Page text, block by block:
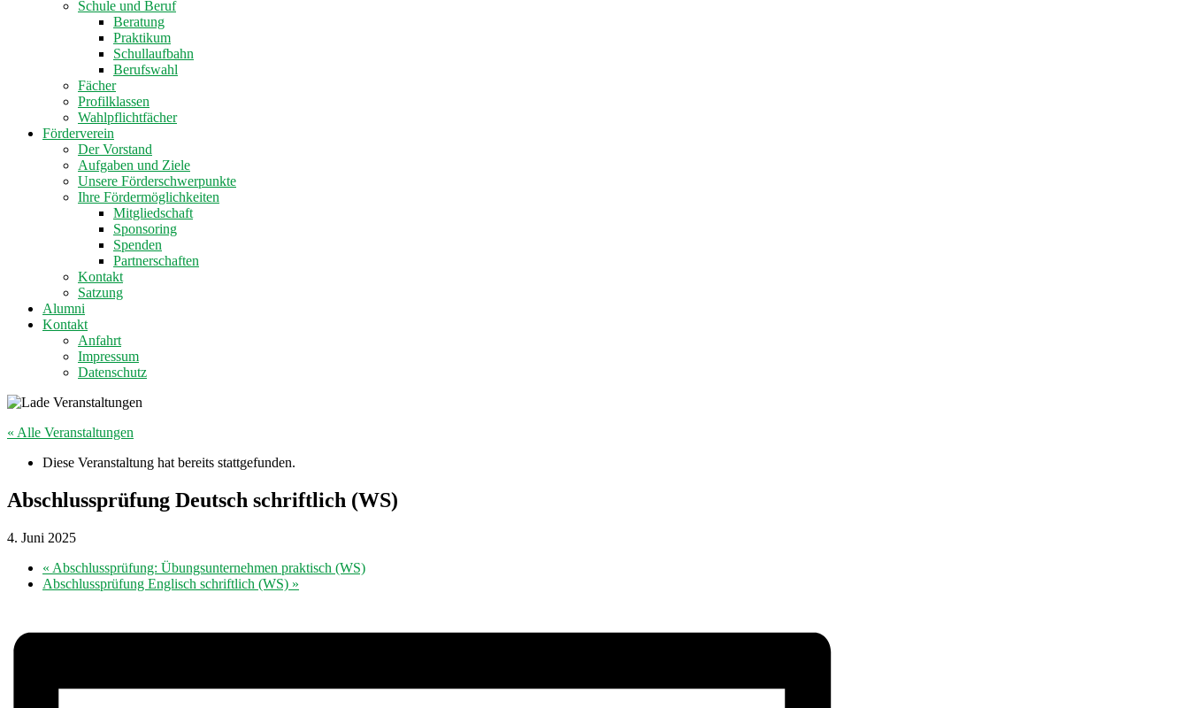
Schule und Beruf
Beratung
Praktikum
Schullaufbahn
Berufswahl
Fächer
Profilklassen
Wahlpflichtfächer
Förderverein
Der Vorstand
Aufgaben und Ziele
Unsere Förderschwerpunkte
Ihre Fördermöglichkeiten
Mitgliedschaft
Sponsoring
Spenden
Partnerschaften
Kontakt
Satzung
Alumni
Kontakt
Anfahrt
Impressum
Datenschutz
« Alle Veranstaltungen
Diese Veranstaltung hat bereits stattgefunden.
Abschlussprüfung Deutsch schriftlich (WS)
4. Juni 2025
« Abschlussprüfung: Übungsunternehmen praktisch (WS)
Abschlussprüfung Englisch schriftlich (WS) »